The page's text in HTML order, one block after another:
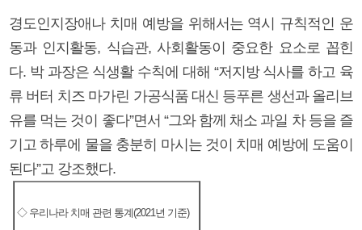
경도인지장애나 치매 예방을 위해서는 역시 규칙적인 운
동과 인지활동, 식습관, 사회활동이 중요한 요소로 꼽힌
다. 박 과장은 식생활 수칙에 대해 “저지방 식사를 하고 육
류 버터 치즈 마가린 가공식품 대신 등푸른 생선과 올리브
유를 먹는 것이 좋다”면서 “그와 함께 채소 과일 차 등을 즐
기고 하루에 물을 충분히 마시는 것이 치매 예방에 도움이
된다”고 강조했다.
◇ 우리나라 치매 관련 통계(2021년 기준)